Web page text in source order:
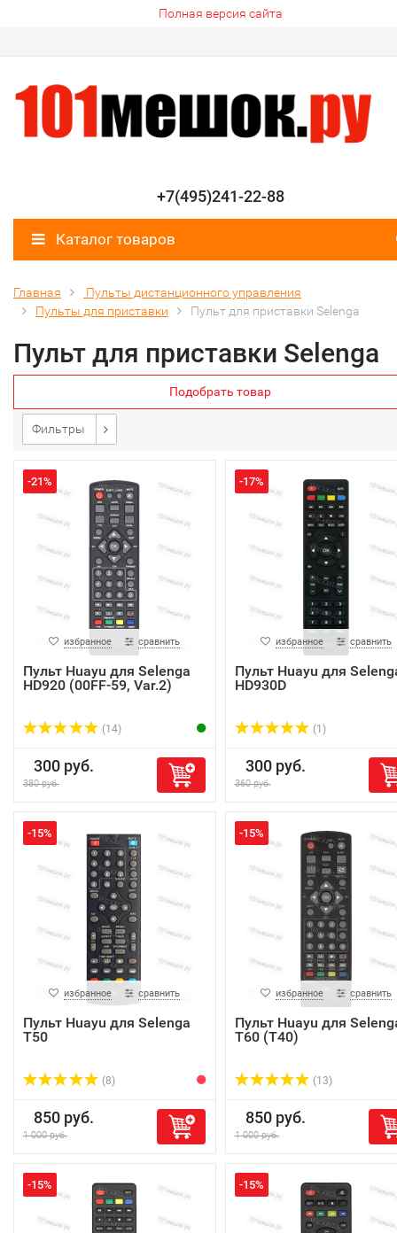
Полная версия сайта
+7(495)241-22-88
Каталог товаров
Главная
Пульты дистанционного управления
Пульты для приставки
Пульт для приставки Selenga
Пульт для приставки Selenga
Подобрать товар
Фильтры
-21%
избранное сравнить
Пульт Huayu для Selenga
HD920 (00FF-59, Var.2)
(14)
300 руб.
380 руб.
-17%
избранное сравнить
Пульт Huayu для
HD930D
(1)
300 руб.
360 руб.
-15%
избранное сравнить
Пульт Huayu для Selenga
T50
(8)
850 руб.
1 000 руб.
-15%
избранное сравнить
Пульт Huayu для
T60 (T40)
(13)
850 руб.
1 000 руб.
-15% -15%